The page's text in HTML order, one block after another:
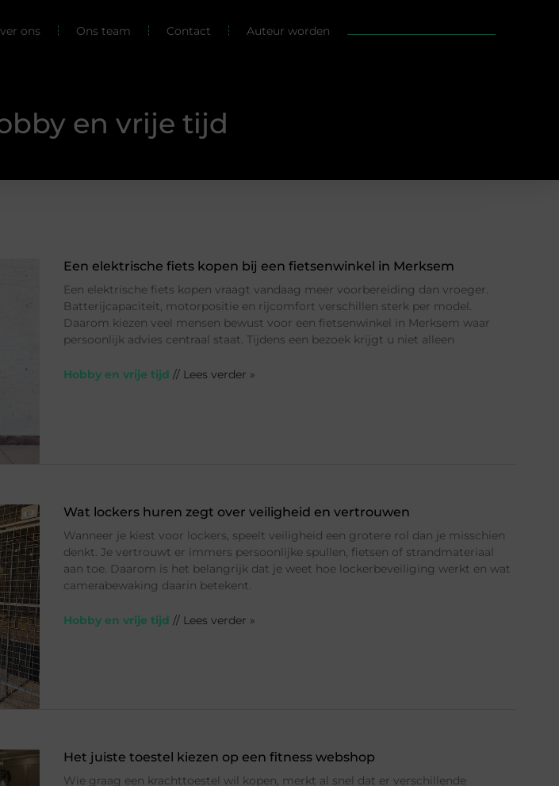
ons Ons team Contact Auteur worden
en vrije tijd
Een elektrische fiets kopen bij een fietsenwinkel in Merksem
Een elektrische fiets kopen vraagt vandaag meer voorbereiding dan vroeger.
Batterijcapaciteit, motorpositie en rijcomfort verschillen sterk per model.
Daarom kiezen veel mensen bewust voor een fietsenwinkel in Merksem waar
persoonlijk advies centraal staat. Tijdens een bezoek krijgt u niet alleen
Hobby en vrije tijd // Lees verder »
Wat lockers huren zegt over veiligheid en vertrouwen
Wanneer je kiest voor lockers, speelt veiligheid een grotere rol dan je misschien
denkt. Je vertrouwt er immers persoonlijke spullen, fietsen of strandmateriaal
aan toe. Daarom is het belangrijk dat je weet hoe lockerbeveiliging werkt en wat
camerabewaking daarin betekent.
Hobby en vrije tijd // Lees verder »
Het juiste toestel kiezen op een fitness webshop
Wie graag een krachttoestel wil kopen, merkt al snel dat er verschillende